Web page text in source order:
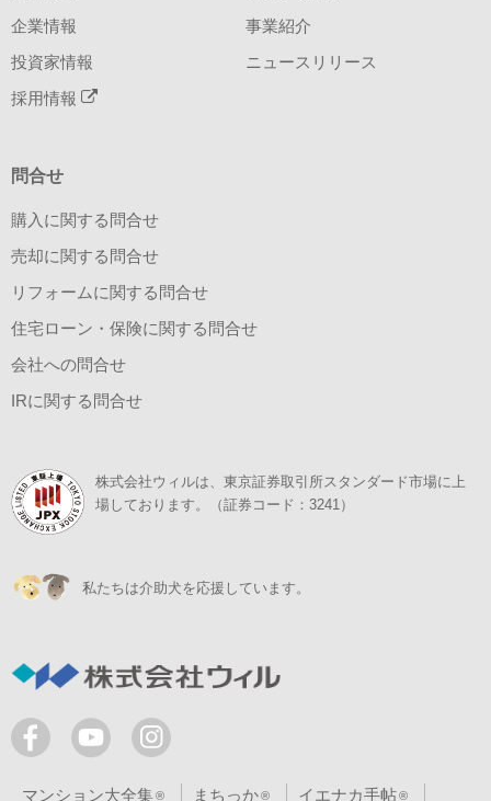
企業情報 事業紹介
投資家情報 ニュースリリース
採用情報
問合せ
購入に関する問合せ
売却に関する問合せ
リフォームに関する問合せ
住宅ローン・保険に関する問合せ
会社への問合せ
IRに関する問合せ
株式会社ウィルは、東京証券取引所スタンダード市場に上
場しております。（証券コード：3241）
私たちは介助犬を応援しています。
マンション大全集 まちっか イエナカ手帖